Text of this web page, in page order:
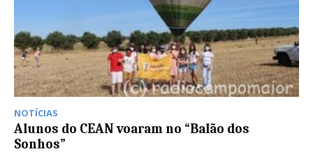
NOTÍCIAS
Alunos do CEAN voaram no “Balão dos
Sonhos”